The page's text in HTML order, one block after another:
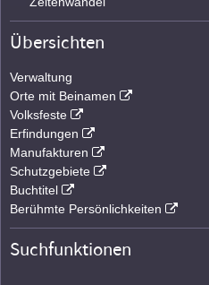
Übersichten
Verwaltung
Orte mit Beinamen
Volksfeste
Erfindungen
Manufakturen
Schutzgebiete
Buchtitel
Berühmte Persönlichkeiten
Suchfunktionen